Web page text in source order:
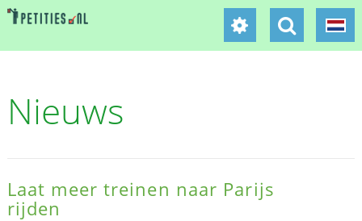
Nieuws
Laat meer treinen naar Parijs
rijden